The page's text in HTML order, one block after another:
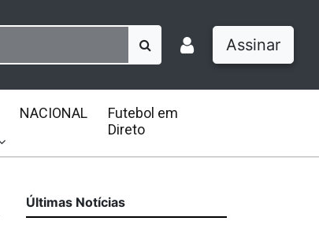
Assinar
NACIONAL
Futebol em
Direto
Últimas Notícias